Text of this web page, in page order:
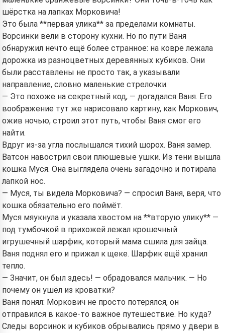
шёрстка на лапках Морковича!
Это была **первая улика** за пределами комнаты.
Ворсинки вели в сторону кухни. Но по пути Ваня
обнаружил нечто ещё более странное: на ковре лежала
дорожка из разноцветных деревянных кубиков. Они
были расставлены не просто так, а указывали
направление, словно маленькие стрелочки.
— Это похоже на секретный код, — догадался Ваня. Его
воображение тут же нарисовало картину, как Моркович,
ожив ночью, строил этот путь, чтобы Ваня смог его
найти.
Вдруг из-за угла послышался тихий шорох. Ваня замер.
Ватсон навострил свои плюшевые ушки. Из тени вышла
кошка Муся. Она выглядела очень загадочно и потирала
лапкой нос.
— Муся, ты видела Морковича? — спросил Ваня, веря, что
кошка обязательно его поймёт.
Муся мяукнула и указала хвостом на **вторую улику** —
под тумбочкой в прихожей лежал крошечный
игрушечный шарфик, который мама сшила для зайца.
Ваня поднял его и прижал к щеке. Шарфик ещё хранил
тепло.
— Значит, он был здесь! — обрадовался мальчик. — Но
почему он ушёл из кроватки?
Ваня понял: Моркович не просто потерялся, он
отправился в какое-то важное путешествие. Но куда?
Следы ворсинок и кубиков обрывались прямо у двери в